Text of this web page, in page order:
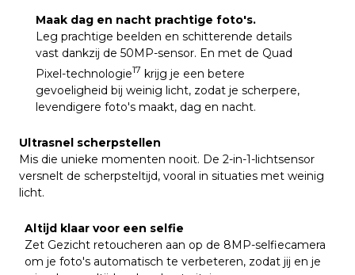
Maak dag en nacht prachtige foto's.
Leg prachtige beelden en schitterende details
vast dankzij de 50MP-sensor. En met de Quad
Pixel-technologie17 krijg je een betere
gevoeligheid bij weinig licht, zodat je scherpere,
levendigere foto's maakt, dag en nacht.
Altijd klaar voor een selfie
Zet Gezicht retoucheren aan op de 8MP-selfiecamera
om je foto's automatisch te verbeteren, zodat jij en je
Ultrasnel scherpstellen
Mis die unieke momenten nooit. De 2-in-1-lichtsensor
versnelt de scherpsteltijd, vooral in situaties met weinig
licht.